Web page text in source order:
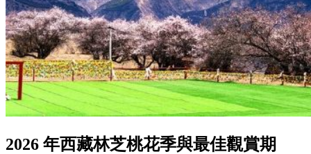
2026 年西藏林芝桃花季與最佳觀賞期